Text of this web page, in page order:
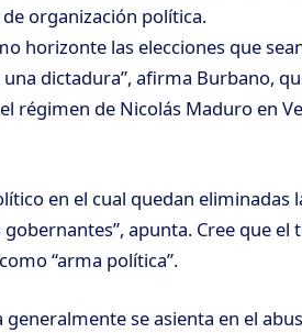
organización política.
horizonte las elecciones que
dictadura”, afirma Burbano,
régimen de Nicolás Maduro en
en el cual quedan eliminadas
apunta. Cree que el
“arma política”.
se asienta en el